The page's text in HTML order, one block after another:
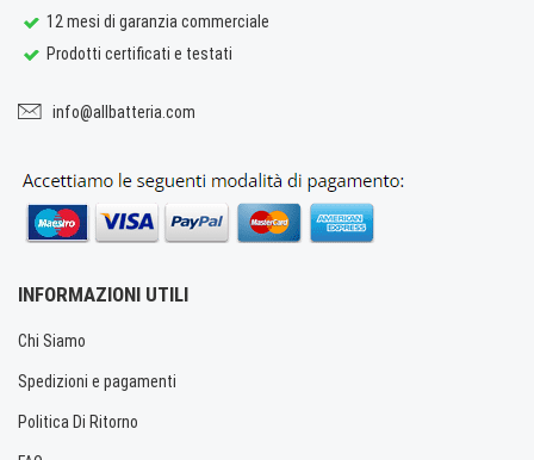
12 mesi di garanzia commerciale
Prodotti certificati e testati
info@allbatteria.com
INFORMAZIONI UTILI
Chi Siamo
Spedizioni e pagamenti
Politica Di Ritorno